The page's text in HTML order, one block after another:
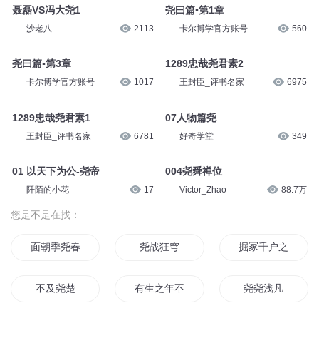
聂磊VS冯大尧1
沙老八 2113
尧曰篇▪第3章
卡尔博学官方账号 1017
1289忠哉尧君素1
王封臣_评书名家 6781
01 以天下为公-尧帝
阡陌的小花 17
尧曰篇▪第1章
卡尔博学官方账号 560
1289忠哉尧君素2
王封臣_评书名家 6975
07人物篇尧
好奇学堂 349
004尧舜禅位
Victor_Zhao 88.7万
您是不是在找：
面朝季尧春暖花开 尧战狂穹 掘冢千户之尧朝
不及尧楚 有生之年不相遇喻色墨靖尧尧尧浅凡